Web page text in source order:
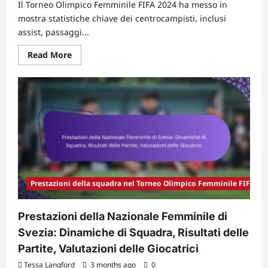
Il Torneo Olimpico Femminile FIFA 2024 ha messo in
mostra statistiche chiave dei centrocampisti, inclusi
assist, passaggi...
Read MoreRead
more
Statistiche
dei
nel
Torneo
FIFA
2024:
Passaggi
chiave,
Impatto
nella
partita
Prestazioni della squadra nel Torneo Olimpico Femminile FIFA
Prestazioni della Nazionale Femminile di
Svezia: Dinamiche di Squadra, Risultati delle
Partite, Valutazioni delle Giocatrici
Tessa Langford 3 months ago 0